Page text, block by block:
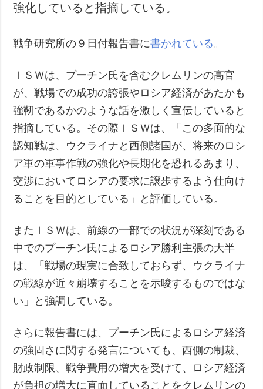
強化していると指摘している。
戦争研究所の９日付報告書に書かれている 。
ＩＳＷは、プーチン氏を含むクレムリンの高官
が、戦場での成功の誇張やロシア経済があたかも
強靭であるかのような話を激しく宣伝していると
指摘している。その際ＩＳＷは、「この多面的な
認知戦は、ウクライナと西側諸国が、将来のロシ
ア軍の軍事作戦の強化や長期化を恐れるあまり、
交渉においてロシアの要求に譲歩するよう仕向け
ることを目的としている」と評価している。
またＩＳＷは、前線の一部での状況が深刻である
中でのプーチン氏によるロシア勝利主張の大半
は、「戦場の現実に合致しておらず、ウクライナ
の戦線が近々崩壊することを示唆するものではな
い」と強調している。
さらに報告書には、プーチン氏によるロシア経済
の強固さに関する発言についても、西側の制裁、
財政制限、戦争費用の増大を受けて、ロシア経済
が負担の増大に直面していることをクレムリンの